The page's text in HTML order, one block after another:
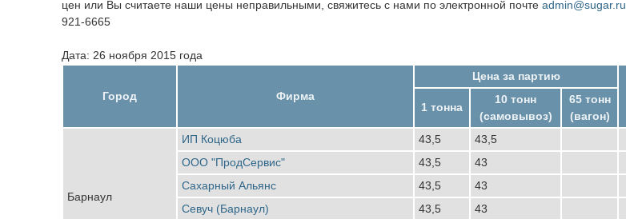
цен или Вы считаете наши цены неправильными, свяжитесь с нами по электронной почте admin@sugar.ru
921-6665
Дата: 26 ноября 2015 года
Город Фирма
Цена за партию
1 тонна
10 тонн
(самовывоз)
65 тонн
(вагон)
Барнаул
ИП Коцюба 43,5
43,5
ООО "ПродСервис"
43,5
43
Сахарный Альянс
43,5
43
Севуч (Барнаул)
43,5
43